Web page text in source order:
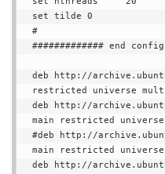
set tilde 0
#
############# end config
deb http://
restricted universe
deb http://
main restricted
#deb http://
main restricted
deb http://